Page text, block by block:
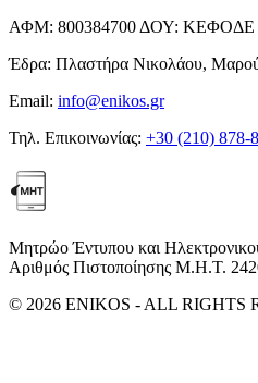
ΑΦΜ: 800384700 ΔΟΥ: ΚΕΦΟΔΕ
Έδρα: Πλαστήρα Νικολάου,
Email: info@enikos.gr
Τηλ. Επικοινωνίας: +30 (210) 878-
Μητρώο Έντυπου και
Αριθμός Πιστοποίησης Μ.Η.Τ.
© 2026 ENIKOS - ALL RIGHTS